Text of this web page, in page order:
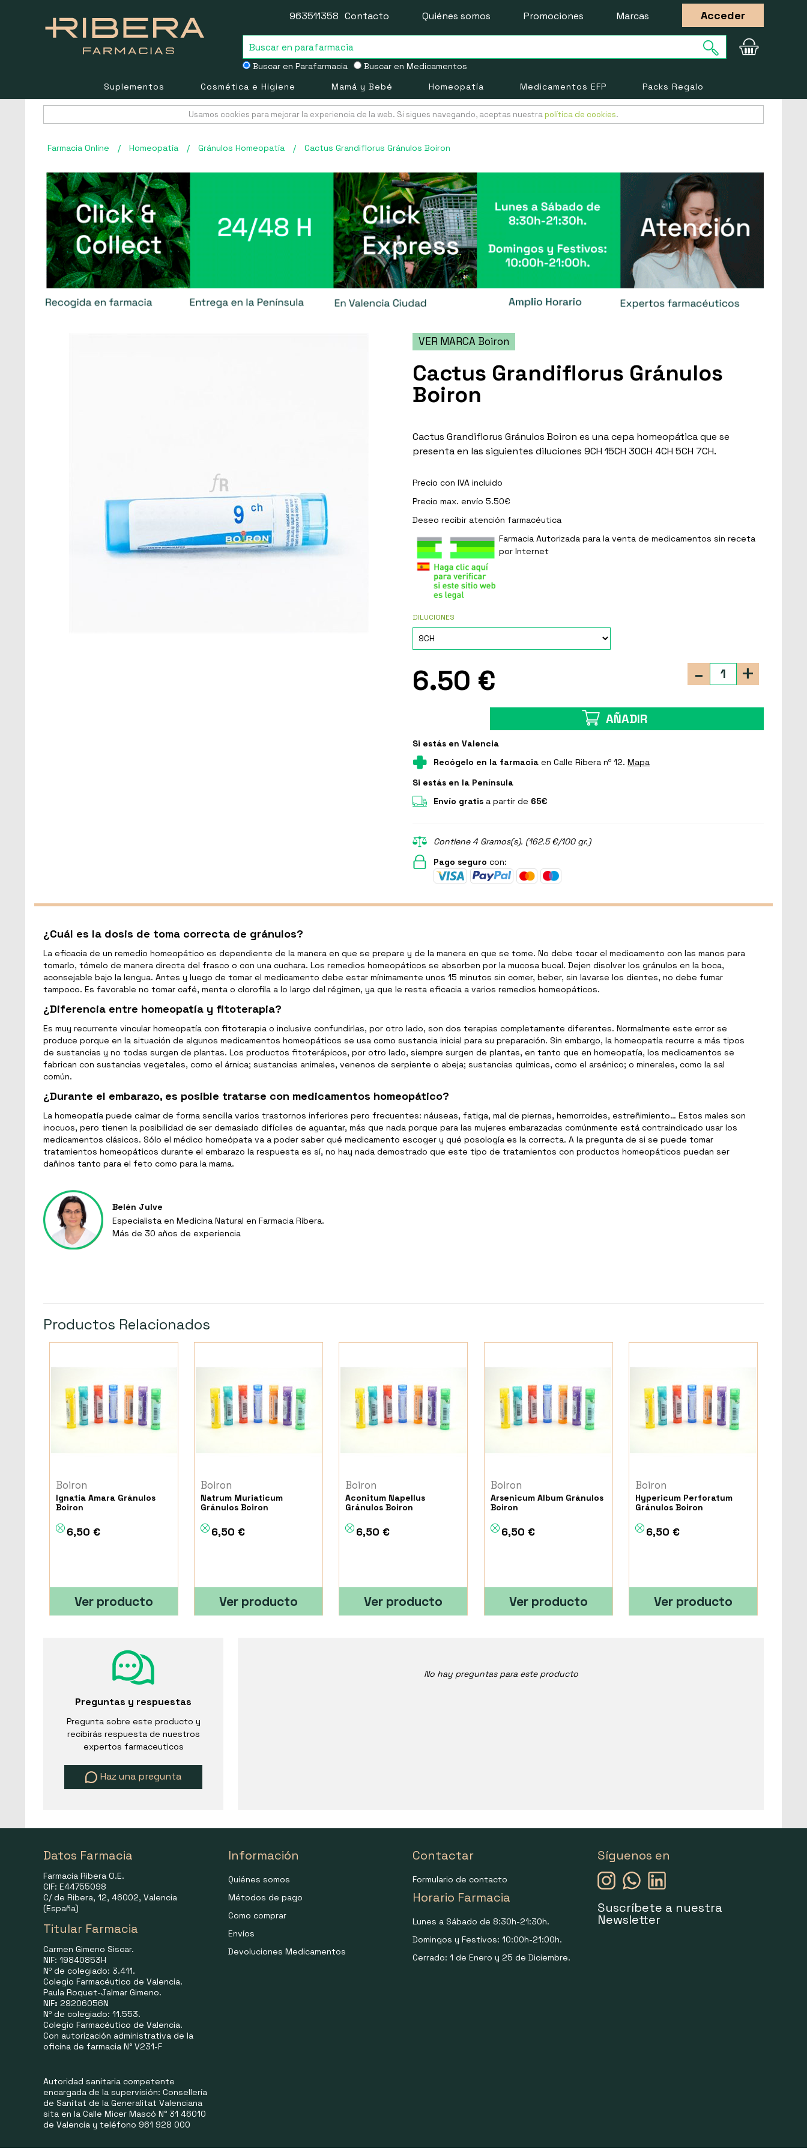
Buscar en Parafarmacia Buscar en Medicamentos
963511358 Contacto Quiénes somos Promociones Marcas Acceder
Suplementos Cosmética e Higiene Mamá y Bebé Homeopatía Medicamentos EFP Packs Regalo
Usamos cookies para mejorar la experiencia de la web. Si sigues navegando, aceptas nuestra política de cookies.
Farmacia Online / Homeopatía / Gránulos Homeopatía / Cactus Grandiflorus Gránulos Boiron
VER MARCA Boiron
Cactus Grandiflorus Gránulos
Boiron
Cactus Grandiflorus Gránulos Boiron es una cepa homeopática que se
presenta en las siguientes diluciones 9CH 15CH 30CH 4CH 5CH 7CH.
Precio con IVA incluido
Precio max. envío 5.50€
Deseo recibir atención farmacéutica
Farmacia Autorizada para la venta de medicamentos sin receta
por Internet
DILUCIONES
6.50 € +
-
AÑADIR
Si estás en Valencia
Recógelo en la farmacia en Calle Ribera nº 12. Mapa
Si estás en la Península
Envío gratis a partir de 65€
Contiene 4 Gramos(s). (162.5 €/100 gr.)
Pago seguro con:
¿Cuál es la dosis de toma correcta de gránulos?
La eficacia de un remedio homeopático es dependiente de la manera en que se prepare y de la manera en que se tome. No debe tocar el medicamento con las manos para
tomarlo, tómelo de manera directa del frasco o con una cuchara. Los remedios homeopáticos se absorben por la mucosa bucal. Dejen disolver los gránulos en la boca,
aconsejable bajo la lengua. Antes y luego de tomar el medicamento debe estar mínimamente unos 15 minutos sin comer, beber, sin lavarse los dientes, no debe fumar
tampoco. Es favorable no tomar café, menta o clorofila a lo largo del régimen, ya que le resta eficacia a varios remedios homeopáticos.
¿Diferencia entre homeopatía y fitoterapia?
Es muy recurrente vincular homeopatía con fitoterapia o inclusive confundirlas, por otro lado, son dos terapias completamente diferentes. Normalmente este error se
produce porque en la situación de algunos medicamentos homeopáticos se usa como sustancia inicial para su preparación. Sin embargo, la homeopatía recurre a más tipos
de sustancias y no todas surgen de plantas. Los productos fitoterápicos, por otro lado, siempre surgen de plantas, en tanto que en homeopatía, los medicamentos se
fabrican con sustancias vegetales, como el árnica; sustancias animales, venenos de serpiente o abeja; sustancias químicas, como el arsénico; o minerales, como la sal
común.
¿Durante el embarazo, es posible tratarse con medicamentos homeopático?
La homeopatía puede calmar de forma sencilla varios trastornos inferiores pero frecuentes: náuseas, fatiga, mal de piernas, hemorroides, estreñimiento… Estos males son
inocuos, pero tienen la posibilidad de ser demasiado difíciles de aguantar, más que nada porque para las mujeres embarazadas comúnmente está contraindicado usar los
medicamentos clásicos. Sólo el médico homeópata va a poder saber qué medicamento escoger y qué posología es la correcta. A la pregunta de si se puede tomar
tratamientos homeopáticos durante el embarazo la respuesta es sí, no hay nada demostrado que este tipo de tratamientos con productos homeopáticos puedan ser
dañinos tanto para el feto como para la mama.
Belén Julve
Especialista en Medicina Natural en Farmacia Ribera.
Más de 30 años de experiencia
Productos Relacionados
Boiron
Ignatia Amara Gránulos
Boiron
6,50 €
Ver producto
Boiron
Natrum Muriaticum
Gránulos Boiron
6,50 €
Ver producto
Boiron
Aconitum Napellus
Gránulos Boiron
6,50 €
Ver producto
Boiron
Arsenicum Album Gránulos
Boiron
6,50 €
Ver producto
Boiron
Hypericum Perforatum
Gránulos Boiron
6,50 €
Ver producto
Preguntas y respuestas
Pregunta sobre este producto y
recibirás respuesta de nuestros
expertos farmaceuticos
Haz una pregunta
No hay preguntas para este producto
Datos Farmacia
Farmacia Ribera O.E.
CIF: E44755098
C/ de Ribera, 12, 46002, Valencia
(España)
Titular Farmacia
Carmen Gimeno Siscar.
NIF: 19840853H
Nº de colegiado: 3.411.
Colegio Farmacéutico de Valencia.
Paula Roquet-Jalmar Gimeno.
NIF: 29206056N
Nº de colegiado: 11.553.
Colegio Farmacéutico de Valencia.
Con autorización administrativa de la
oficina de farmacia N° V231-F
Autoridad sanitaria competente
encargada de la supervisión: Consellería
de Sanitat de la Generalitat Valenciana
sita en la Calle Micer Mascó N° 31 46010
de Valencia y teléfono 961 928 000
Información
Quiénes somos
Métodos de pago
Como comprar
Envíos
Devoluciones Medicamentos
Contactar
Formulario de contacto
Horario Farmacia
Lunes a Sábado de 8:30h-21:30h.
Domingos y Festivos: 10:00h-21:00h.
Cerrado: 1 de Enero y 25 de Diciembre.
Síguenos en
Suscríbete a nuestra
Newsletter